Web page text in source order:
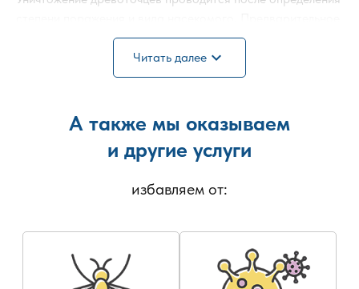
обследование позволяет оценить глубину повреждений,
площадь распространения и выбрать оптимальный
способ обработки. Обработка дома от древоточца
инсектицидных составов, предназначенных для глубокой
пропитки древесины.
Средства проникают вглубь структуры материала и
уничтожают личинок, находящихся внутри волокон, а не
демонтажа конструкций, что особенно важно для жилых
домов и объектов с постоянным использованием.
Читать далее expand_more
А также мы оказываем
и другие услуги
избавляем от: